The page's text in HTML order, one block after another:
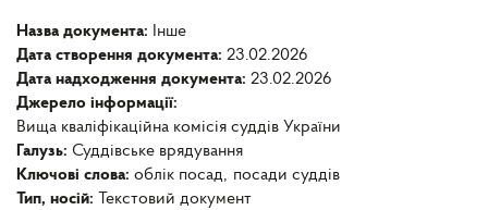
Назва документа:
Інше
Дата створення документа: 23.02.2026
Дата надходження документа: 23.02.2026
Джерело інформації:
Вища кваліфікаційна комісія суддів України
Галузь: Суддівське врядування
Ключові слова: облік посад
посади суддів
Тип, носій:
Текстовий документ